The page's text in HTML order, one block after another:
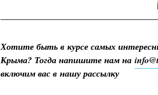
Хотите быть в курсе самых
Крыма? Тогда напишите нам на
включим вас в нашу рассылку